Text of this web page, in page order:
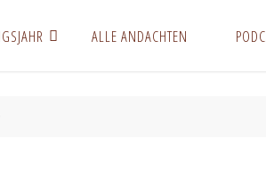
ALLE ANDACHTEN